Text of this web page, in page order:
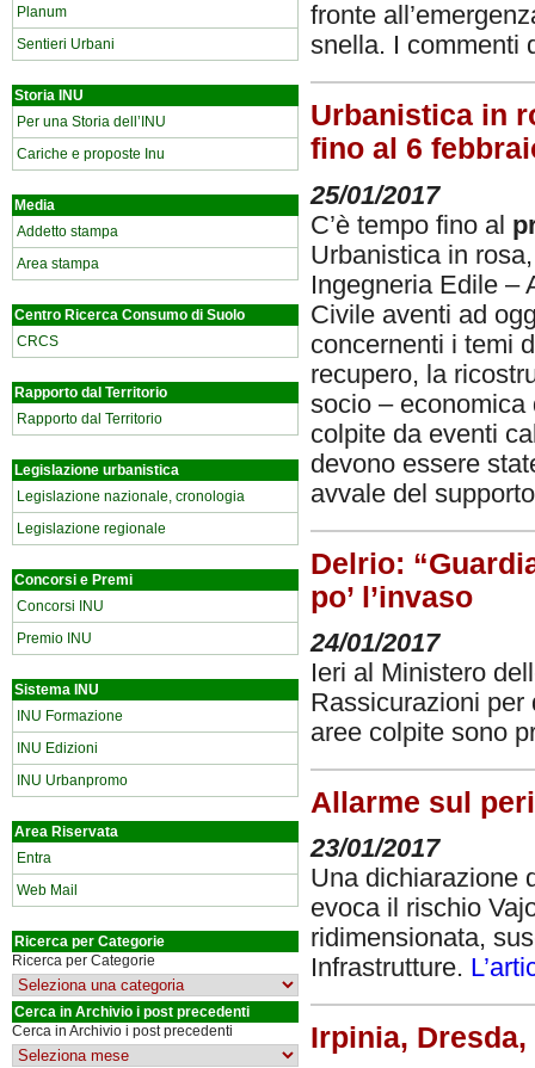
Planum
Sentieri Urbani
Storia INU
Per una Storia dell’INU
Cariche e proposte Inu
Media
Addetto stampa
Area stampa
Centro Ricerca Consumo di Suolo
CRCS
Rapporto dal Territorio
Rapporto dal Territorio
Legislazione urbanistica
Legislazione nazionale, cronologia
Legislazione regionale
Concorsi e Premi
Concorsi INU
Premio INU
Sistema INU
INU Formazione
INU Edizioni
INU Urbanpromo
Area Riservata
Entra
Web Mail
Ricerca per Categorie
Ricerca per Categorie
Cerca in Archivio i post precedenti
Cerca in Archivio i post precedenti
fronte
snella. I commenti
Urbanistica in
fino al 6
25/01/2017
C’è tempo fino al
Urbanistica in
Ingegneria Edile –
Civile aventi ad
concernenti i temi
recupero, la
socio – economica
colpite da eventi
devono essere
avvale del
Delrio:
po’ l’invaso
24/01/2017
Ieri al Ministero
Rassicurazioni per
aree colpite sono
Allarme sul
23/01/2017
Una dichiarazione
evoca il rischio
ridimensionata,
Infrastrutture.
Irpinia,